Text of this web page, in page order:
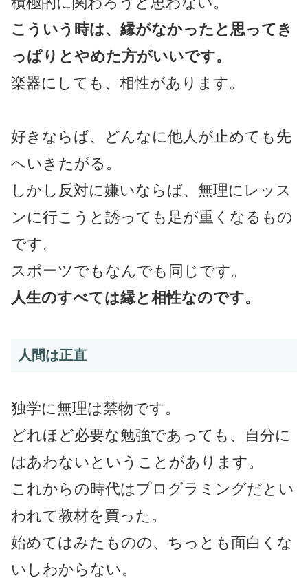
こういう時は、縁がなかったと思ってき
っぱりとやめた方がいいです。
楽器にしても、相性があります。
好きならば、どんなに他人が止めても先
へいきたがる。
しかし反対に嫌いならば、無理にレッス
ンに行こうと誘っても足が重くなるもの
です。
スポーツでもなんでも同じです。
人生のすべては縁と相性なのです。
人間は正直
独学に無理は禁物です。
どれほど必要な勉強であっても、自分に
はあわないということがあります。
これからの時代はプログラミングだとい
われて教材を買った。
始めてはみたものの、ちっとも面白くな
いしわからない。